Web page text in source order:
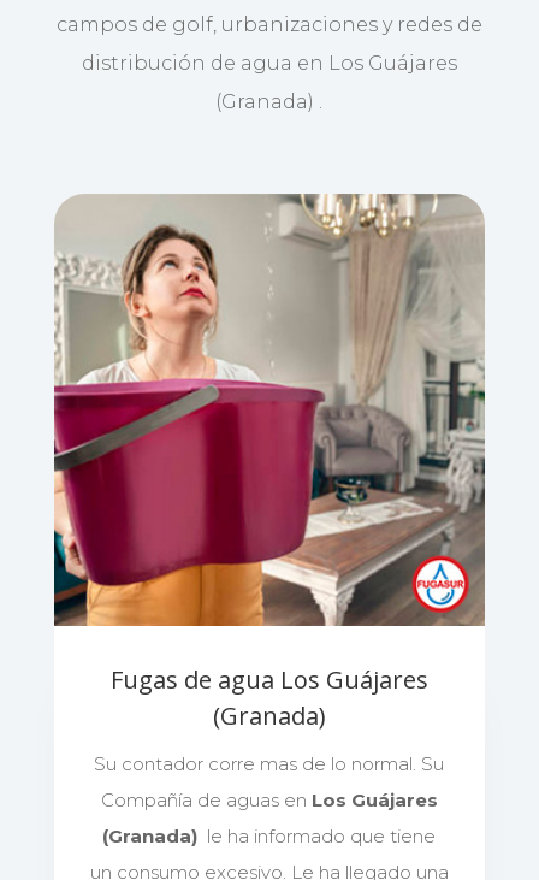
campos de golf, urbanizaciones y redes de
distribución de agua en Los Guájares
(Granada) .
Fugas de agua Los Guájares
(Granada)
Su contador corre mas de lo normal. Su
Compañía de aguas en Los Guájares
(Granada) le ha informado que tiene
un consumo excesivo. Le ha llegado una